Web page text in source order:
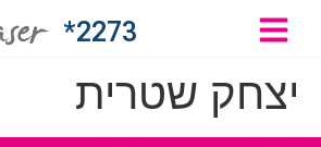
2273*
יצחק שטרית